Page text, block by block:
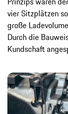
vier Sitzplätzen
große
Durch die
Kundschaft